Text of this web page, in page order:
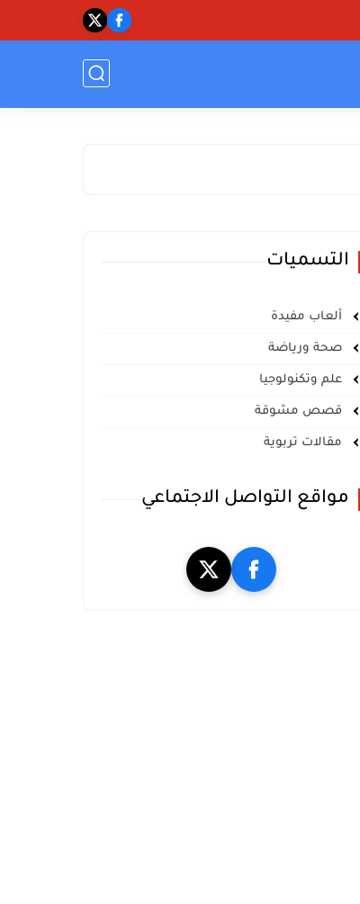
التسميات
ألعاب مفيدة
صحة ورياضة
علم وتكنولوجيا
قصص مشوقة
مقالات تربوية
مواقع التواصل الاجتماعي